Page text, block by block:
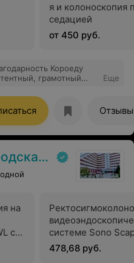
я и колоноскопия
седацией
от 450 руб.
Короеду
грамотный
чувством
под
буду
Еще
Отзывы
№ 1
на
с
системе Sono
с тотальной
анестезией с
478,68 руб.